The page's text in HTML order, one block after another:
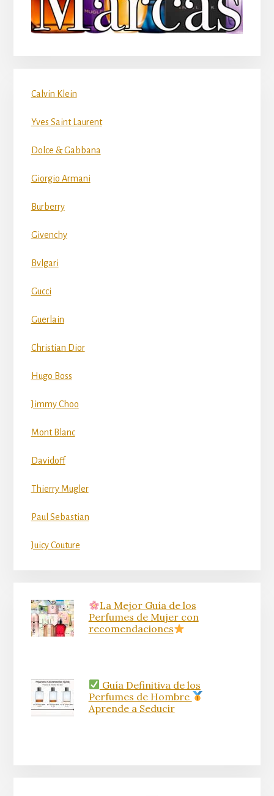
Calvin Klein
Yves Saint Laurent
Dolce & Gabbana
Giorgio Armani
Burberry
Givenchy
Bvlgari
Gucci
Guerlain
Christian Dior
Hugo Boss
Jimmy Choo
Mont Blanc
Davidoff
Thierry Mugler
Paul Sebastian
Juicy Couture
La Mejor Guía de los
Perfumes de Mujer con
recomendaciones
Guía Definitiva de los
Perfumes de Hombre
Aprende a Seducir